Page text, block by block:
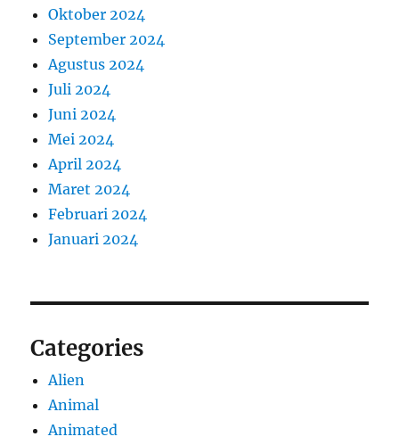
Oktober 2024
September 2024
Agustus 2024
Juli 2024
Juni 2024
Mei 2024
April 2024
Maret 2024
Februari 2024
Januari 2024
Categories
Alien
Animal
Animated